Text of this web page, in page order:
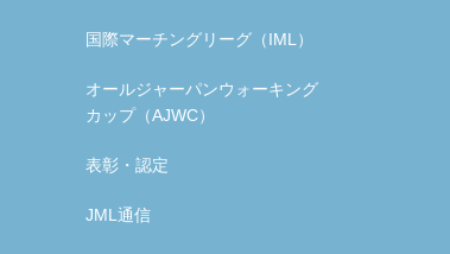
国際マーチングリーグ（IML）
オールジャーパンウォーキング
カップ（AJWC）
表彰・認定
JML通信